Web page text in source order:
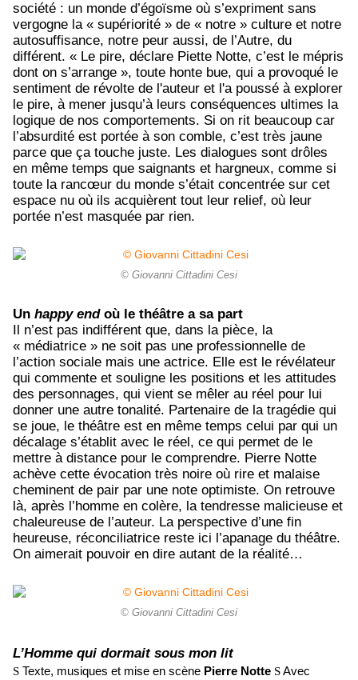
société : un monde d’égoïsme où s’expriment sans
vergogne la « supériorité » de « notre » culture et notre
autosuffisance, notre peur aussi, de l’Autre, du
différent. « Le pire, déclare Piette Notte, c’est le mépris
dont on s’arrange », toute honte bue, qui a provoqué le
sentiment de révolte de l'auteur et l'a poussé à explorer
le pire, à mener jusqu’à leurs conséquences ultimes la
logique de nos comportements. Si on rit beaucoup car
l’absurdité est portée à son comble, c’est très jaune
parce que ça touche juste. Les dialogues sont drôles
en même temps que saignants et hargneux, comme si
toute la rancœur du monde s’était concentrée sur cet
espace nu où ils acquièrent tout leur relief, où leur
portée n’est masquée par rien.
© Giovanni Cittadini Cesi
Un happy end où le théâtre a sa part
Il n’est pas indifférent que, dans la pièce, la
« médiatrice » ne soit pas une professionnelle de
l’action sociale mais une actrice. Elle est le révélateur
qui commente et souligne les positions et les attitudes
des personnages, qui vient se mêler au réel pour lui
donner une autre tonalité. Partenaire de la tragédie qui
se joue, le théâtre est en même temps celui par qui un
décalage s’établit avec le réel, ce qui permet de le
mettre à distance pour le comprendre. Pierre Notte
achève cette évocation très noire où rire et malaise
cheminent de pair par une note optimiste. On retrouve
là, après l’homme en colère, la tendresse malicieuse et
chaleureuse de l’auteur. La perspective d’une fin
heureuse, réconciliatrice reste ici l’apanage du théâtre.
On aimerait pouvoir en dire autant de la réalité…
© Giovanni Cittadini Cesi
L’Homme qui dormait sous mon lit
S Texte, musiques et mise en scène Pierre Notte SAvec